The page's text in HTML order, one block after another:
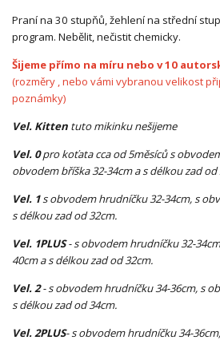
Praní na 30 stupňů, žehlení na střední
program. Nebělit, nečistit chemicky.
Šijeme přímo na míru nebo v 10
(rozměry , nebo vámi vybranou velikost
poznámky)
Vel. Kitten tuto mikinku nešijeme
Vel. 0pro koťata cca od 5měsíců s
obvodem bříška 32-34cm a s délkou zad od
Vel. 1s obvodem hrudníčku 32-34cm, s
s délkou zad od 32cm.
Vel. 1PLUS- s obvodem hrudníčku 32-
40cm a s délkou zad od 32cm.
Vel. 2- s obvodem hrudníčku 34-36cm, s
s délkou zad od 34cm.
Vel. 2PLUS- s obvodem hrudníčku 34-